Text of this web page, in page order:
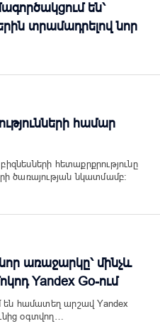
են՝
տրամադրելով նոր
համար
հետաքրքրությունը
ծառայության նկատմամբ։
առաջարկը՝ մինչև
Yandex Go-ում
են համատեղ արշավ Yandex
օգտվող…